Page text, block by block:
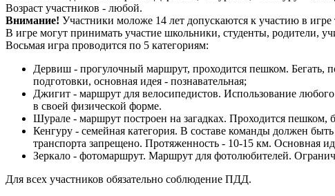
Возраст участников - любой.
Внимание! Участники моложе 14 лет допускаются к участию в
В игре могут принимать участие школьники, студенты, родители,
Восьмая игра проводится по 5 категориям:
Дервиш - прогулочный маршрут, проходится пешком. Бегать,
подготовки, основная идея - познавательная;
Джигит - маршрут для велосипедистов. Использование
в своей физической форме.
Шурале - маршрут построен на загадках. Проходится пешком,
Кенгуру - семейная категория. В составе команды должен
транспорта запрещено. Протяженность - 10-15 км. Основная
Зеркало - фотомаршрут. Маршрут для фотолюбителей.
Для всех участников обязательно соблюдение ПДД.